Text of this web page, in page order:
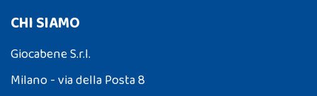
CHI SIAMO
Giocabene S.r.l.
Milano - via della Posta 8